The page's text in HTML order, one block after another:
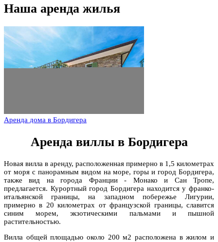
Наша аренда жилья
Аренда дома в Бордигера
Аренда виллы в Бордигера
Новая вилла в аренду, расположенная примерно в 1,5 километрах
от моря с панорамным видом на море, горы и город Бордигера,
также вид на города Франции - Монако и Сан Тропе,
предлагается. Курортный город Бордигера находится у франко-
итальянской границы, на западном побережье Лигурии,
примерно в 20 километрах от французской границы, славится
синим морем, экзотическими пальмами и пышной
растительностью.
Вилла общей площадью около 200 м2 расположена в жилом и